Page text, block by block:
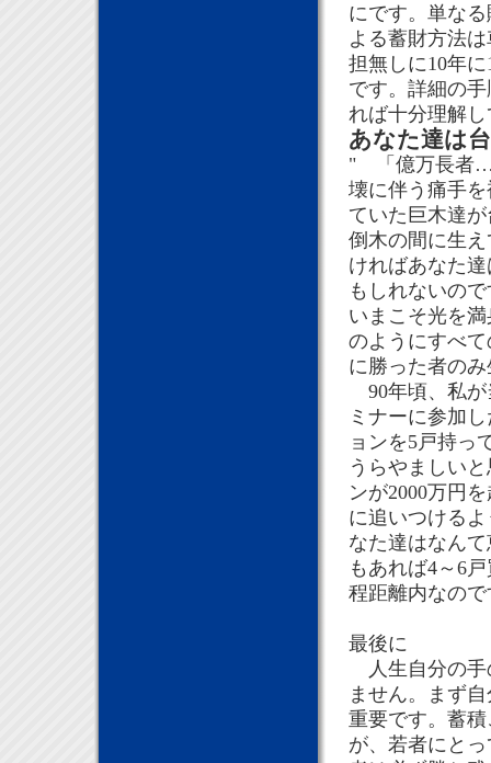
にです。単な
よる蓄財方法
担無しに10年
です。詳細の
れば十分理解
あなた達は
" 「億万長者…
壊に伴う痛手
ていた巨木達
倒木の間に生
ければあなた
もしれないの
いまこそ光を
のようにすべ
に勝った者の
90年頃、私が
ミナーに参加
ョンを5戸持っ
うらやましい
ンが2000万円
に追いつける
なた達はなん
もあれば4～6
程距離内なの
最後に
人生自分の手
ません。まず
重要です。蓄
が、若者にと